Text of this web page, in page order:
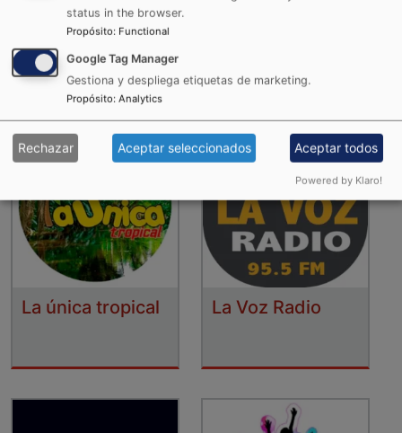
La Karibeña
La única tropical La Voz Radio
status in the browser.
Propósito: Functional
Google Tag Manager
Gestiona y despliega etiquetas de marketing.
Propósito: Analytics
Rechazar Aceptar seleccionados Aceptar todos
Powered by Klaro!